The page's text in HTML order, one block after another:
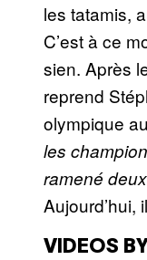
les tatamis,
C’est à ce
sien. Après
reprend
olympique
les
ramené
Aujourd’hui,
VIDEOS